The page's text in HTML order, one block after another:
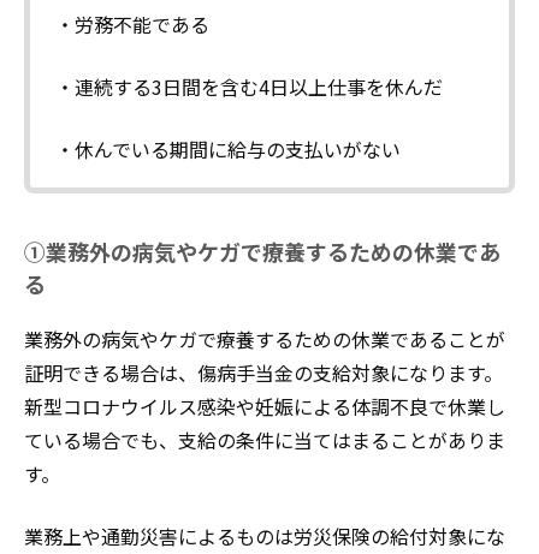
・労務不能である
・連続する3日間を含む4日以上仕事を休んだ
・休んでいる期間に給与の支払いがない
①業務外の病気やケガで療養するための休業であ
る
業務外の病気やケガで療養するための休業であることが
証明できる場合は、傷病手当金の支給対象になります。
新型コロナウイルス感染や妊娠による体調不良で休業し
ている場合でも、支給の条件に当てはまることがありま
す。
業務上や通勤災害によるものは労災保険の給付対象にな